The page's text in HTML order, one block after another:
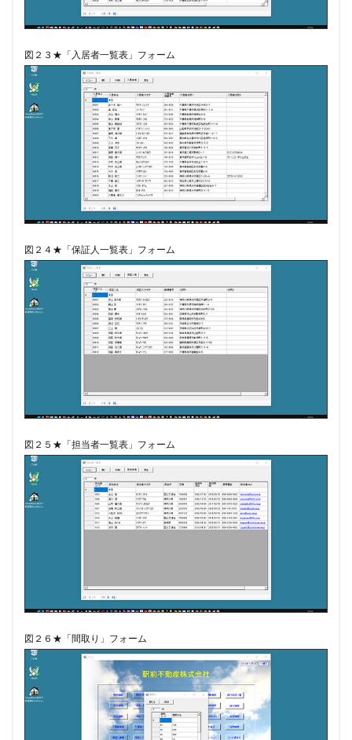
図２３★「入居者一覧表」フォーム
図２４★「保証人一覧表」フォーム
図２５★「担当者一覧表」フォーム
図２６★「間取り」フォーム